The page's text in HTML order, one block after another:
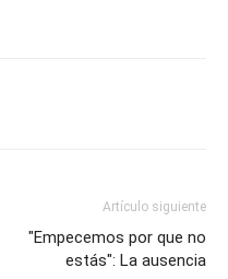
Artículo siguiente
"Empecemos por que no
estás": La ausencia